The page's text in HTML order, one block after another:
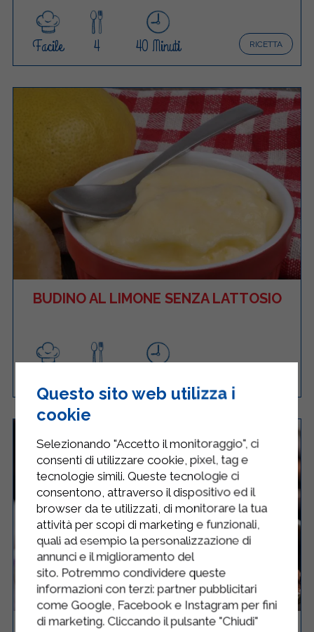
RICETTA
Facile 4 40 Minuti
BUDINO AL LIMONE SENZA LATTOSIO
Questo sito web utilizza i
cookie
Selezionando "Accetto il monitoraggio", ci
consenti di utilizzare cookie, pixel, tag e
tecnologie simili. Queste tecnologie ci
consentono, attraverso il dispositivo ed il
browser da te utilizzati, di monitorare la tua
attività per scopi di marketing e funzionali,
quali ad esempio la personalizzazione di
annunci e il miglioramento del
sito. Potremmo condividere queste
informazioni con terzi: partner pubblicitari
come Google, Facebook e Instagram per fini
di marketing. Cliccando il pulsante "Chiudi"